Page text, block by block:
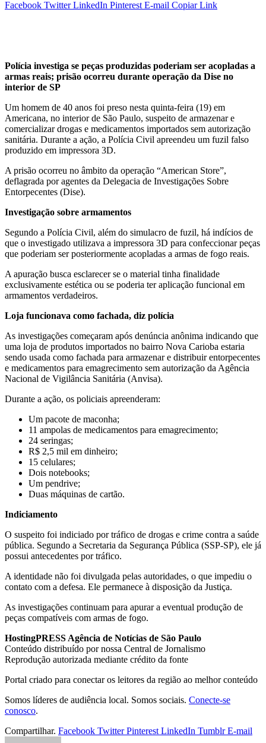
Facebook Twitter LinkedIn Pinterest E-mail Copiar Link
Polícia investiga se peças produzidas poderiam ser acopladas a
armas reais; prisão ocorreu durante operação da Dise no
interior de SP
Um homem de 40 anos foi preso nesta quinta-feira (19) em
Americana, no interior de São Paulo, suspeito de armazenar e
comercializar drogas e medicamentos importados sem autorização
sanitária. Durante a ação, a Polícia Civil apreendeu um fuzil falso
produzido em impressora 3D.
A prisão ocorreu no âmbito da operação “American Store”,
deflagrada por agentes da Delegacia de Investigações Sobre
Entorpecentes (Dise).
Investigação sobre armamentos
Segundo a Polícia Civil, além do simulacro de fuzil, há indícios de
que o investigado utilizava a impressora 3D para confeccionar peças
que poderiam ser posteriormente acopladas a armas de fogo reais.
A apuração busca esclarecer se o material tinha finalidade
exclusivamente estética ou se poderia ter aplicação funcional em
armamentos verdadeiros.
Loja funcionava como fachada, diz polícia
As investigações começaram após denúncia anônima indicando que
uma loja de produtos importados no bairro Nova Carioba estaria
sendo usada como fachada para armazenar e distribuir entorpecentes
e medicamentos para emagrecimento sem autorização da Agência
Nacional de Vigilância Sanitária (Anvisa).
Durante a ação, os policiais apreenderam:
Um pacote de maconha;
11 ampolas de medicamentos para emagrecimento;
24 seringas;
R$ 2,5 mil em dinheiro;
15 celulares;
Dois notebooks;
Um pendrive;
Duas máquinas de cartão.
Indiciamento
O suspeito foi indiciado por tráfico de drogas e crime contra a saúde
pública. Segundo a Secretaria da Segurança Pública (SSP-SP), ele já
possui antecedentes por tráfico.
A identidade não foi divulgada pelas autoridades, o que impediu o
contato com a defesa. Ele permanece à disposição da Justiça.
As investigações continuam para apurar a eventual produção de
peças compatíveis com armas de fogo.
HostingPRESS Agência de Notícias de São Paulo
Conteúdo distribuído por nossa Central de Jornalismo
Reprodução autorizada mediante crédito da fonte
Portal criado para conectar os leitores da região ao melhor conteúdo
Somos líderes de audiência local. Somos sociais. Conecte-se
conosco.
Compartilhar. Facebook Twitter Pinterest LinkedIn Tumblr E-mail